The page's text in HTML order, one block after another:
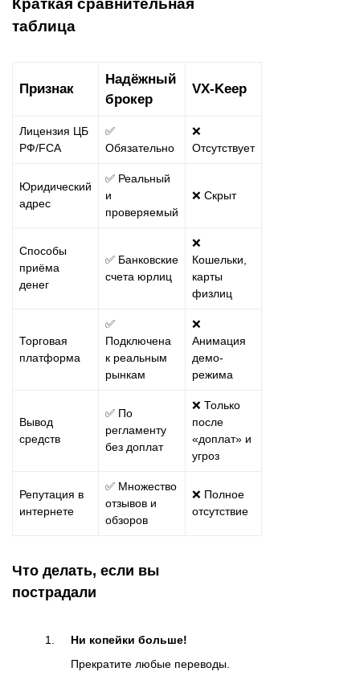
Краткая сравнительная
таблица
Признак
Надёжный
брокер
VX-Keep
Лицензия ЦБ
РФ/FCA
✅
Обязательно
❌
Отсутствует
Юридический
адрес
✅ Реальный
и
проверяемый
❌ Скрыт
Способы
приёма
денег
✅ Банковские
счета юрлиц
❌
Кошельки,
карты
физлиц
Торговая
платформа
✅
Подключена
к реальным
рынкам
❌
Анимация
демо-
режима
Вывод
средств
✅ По
регламенту
без доплат
❌ Только
после
«доплат» и
угроз
Репутация в
интернете
✅ Множество
отзывов и
обзоров
❌ Полное
отсутствие
Что делать, если вы
пострадали
Ни копейки больше!
Прекратите любые переводы.